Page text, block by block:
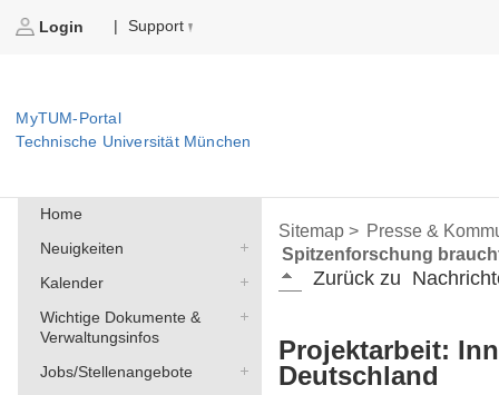
Login | Support
MyTUM-Portal
Technische Universität München
Home
Neuigkeiten
Kalender
Wichtige Dokumente &
Verwaltungsinfos
Jobs/Stellenangebote
Sitemap > Presse &
Spitzenforschung
Zurück zu
Projektarbeit:
Deutschland